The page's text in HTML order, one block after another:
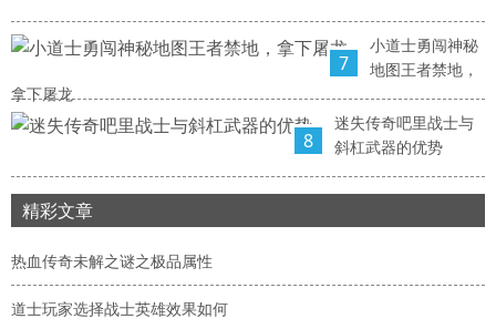
7
小道士勇闯神秘
地图王者禁地，
拿下屠龙
8
迷失传奇吧里战士与
斜杠武器的优势
精彩文章
热血传奇未解之谜之极品属性
道士玩家选择战士英雄效果如何